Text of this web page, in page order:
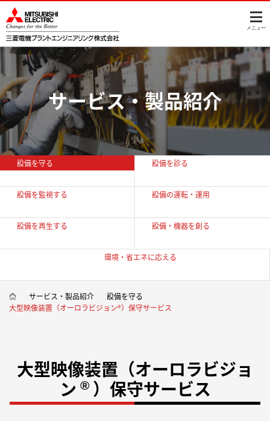
メニュー
サービス・製品紹介
設備を守る 設備を診る
設備を監視する 設備の運転・運用
設備を再生する 設備・機器を創る
環境・省エネに応える
サービス・製品紹介
設備を守る
大型映像装置（オーロラビジョン®）保守サービス
大型映像装置（オーロラビジョ
ン ®）保守サービス